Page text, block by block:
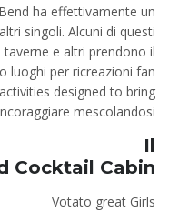
ha effettivamente un
singoli. Alcuni di questi
e altri prendono il
luoghi per ricreazioni fan
designed to bring
mescolandosi.
Il
Cocktail Cabin
Votato great Girls